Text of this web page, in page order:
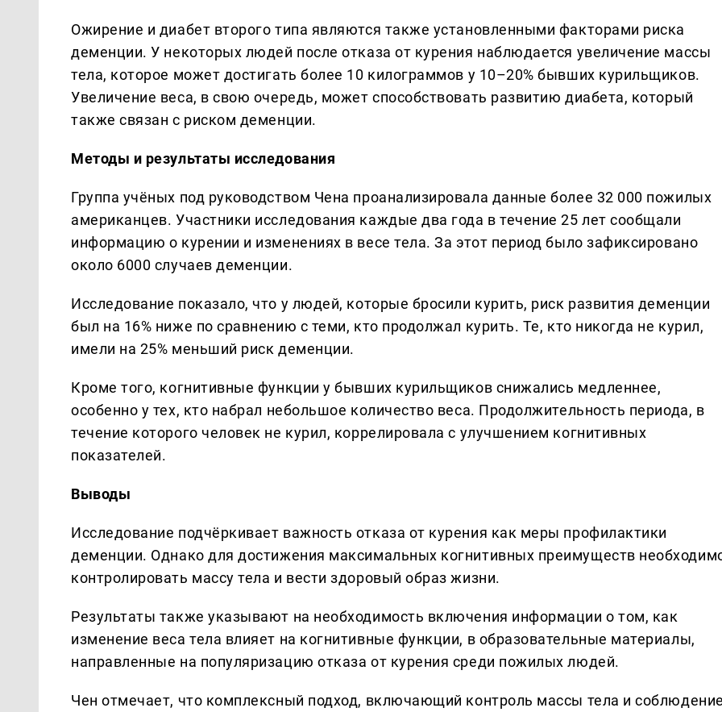
Ожирение и диабет второго типа являются также установленными факторами риска
деменции. У некоторых людей после отказа от курения наблюдается увеличение массы
тела, которое может достигать более 10 килограммов у 10–20% бывших курильщиков.
Увеличение веса, в свою очередь, может способствовать развитию диабета, который
также связан с риском деменции.
Методы и результаты исследования
Группа учёных под руководством Чена проанализировала данные более 32 000 пожилых
американцев. Участники исследования каждые два года в течение 25 лет сообщали
информацию о курении и изменениях в весе тела. За этот период было зафиксировано
около 6000 случаев деменции.
Исследование показало, что у людей, которые бросили курить, риск развития деменции
был на 16% ниже по сравнению с теми, кто продолжал курить. Те, кто никогда не курил,
имели на 25% меньший риск деменции.
Кроме того, когнитивные функции у бывших курильщиков снижались медленнее,
особенно у тех, кто набрал небольшое количество веса. Продолжительность периода, в
течение которого человек не курил, коррелировала с улучшением когнитивных
показателей.
Выводы
Исследование подчёркивает важность отказа от курения как меры профилактики
деменции. Однако для достижения максимальных когнитивных преимуществ
контролировать массу тела и вести здоровый образ жизни.
Результаты также указывают на необходимость включения информации о том, как
изменение веса тела влияет на когнитивные функции, в образовательные материалы,
направленные на популяризацию отказа от курения среди пожилых людей.
Чен отмечает, что комплексный подход, включающий контроль массы тела и